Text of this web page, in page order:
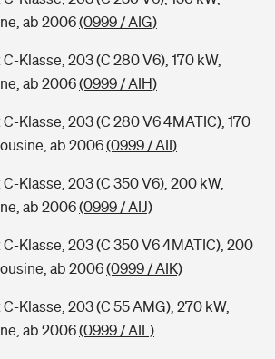
ab 2006(0999 / AIG)
Klasse, 203 (C 280 V6), 170 kW,
ab 2006(0999 / AIH)
Klasse, 203 (C 280 V6 4MATIC), 170
ab 2006(0999 / AII)
Klasse, 203 (C 350 V6), 200 kW,
ab 2006(0999 / AIJ)
Klasse, 203 (C 350 V6 4MATIC), 200
ab 2006(0999 / AIK)
Klasse, 203 (C 55 AMG), 270 kW,
ab 2006(0999 / AIL)